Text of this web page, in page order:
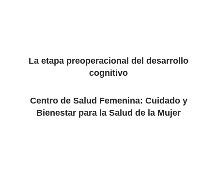
La etapa preoperacional del desarrollo
cognitivo
Centro de Salud Femenina: Cuidado y
Bienestar para la Salud de la Mujer